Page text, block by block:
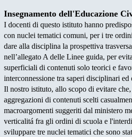
Insegnamento dell'Educazione
I docenti di questo istituto hanno
con nuclei tematici comuni, per i tre
dare alla disciplina la prospettiva
nell’allegato A delle Linee guida, per
superficiali di contenuti solo teorici e
interconnessione tra saperi disciplinari
Il nostro istituto, allo scopo di evitare
aggregazioni di contenuti scelti
macroargomenti suggeriti dal ministero
verticalitá fra gli ordini di scuola e
sviluppare tre nuclei tematici che sono